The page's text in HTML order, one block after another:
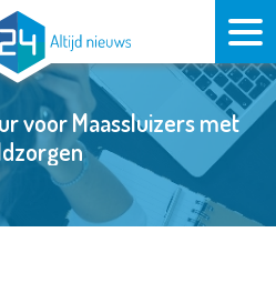
voor Maassluizers met